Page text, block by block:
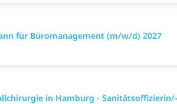
für Büromanagement (m/w/d) 2027
in Hamburg -